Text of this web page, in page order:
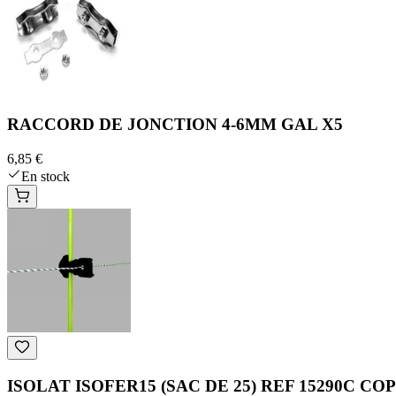
RACCORD DE JONCTION 4-6MM GAL X5
6,85 €
En stock
ISOLAT ISOFER15 (SAC DE 25) REF 15290C